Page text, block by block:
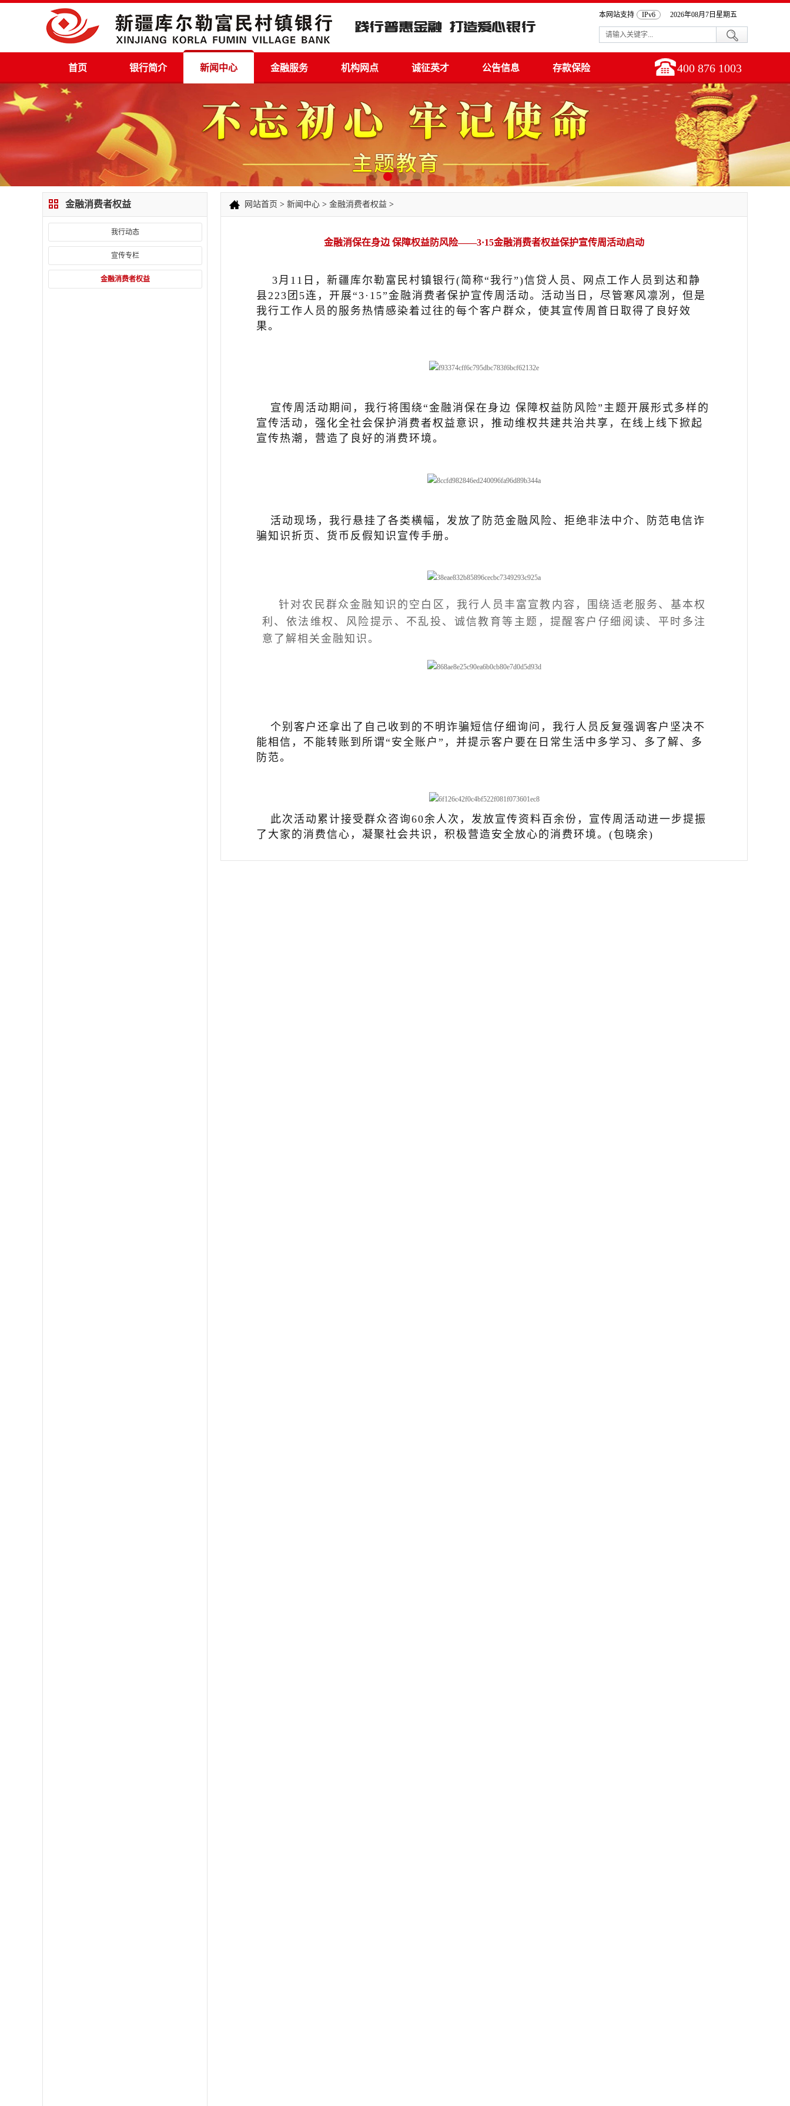
本网站支持 IPv6 2026年08月7日星期五
首页 银行简介 新闻中心 金融服务 机构网点 诚征英才 公告信息 存款保险 400 876 1003
金融消费者权益
我行动态
宣传专栏
金融消费者权益
网站首页 > 新闻中心 > 金融消费者权益 >
金融消保在身边 保障权益防风险——3·15金融消费者权益保护宣传周活动启动
3月11日，新疆库尔勒富民村镇银行(简称“我行”)信贷人员、网点工作人员到达和静
县223团5连，开展“3·15”金融消费者保护宣传周活动。活动当日，尽管寒风凛冽，但是
我行工作人员的服务热情感染着过往的每个客户群众，使其宣传周首日取得了良好效
果。
宣传周活动期间，我行将围绕“金融消保在身边 保障权益防风险”主题开展形式多样的
宣传活动，强化全社会保护消费者权益意识，推动维权共建共治共享，在线上线下掀起
宣传热潮，营造了良好的消费环境。
活动现场，我行悬挂了各类横幅，发放了防范金融风险、拒绝非法中介、防范电信诈
骗知识折页、货币反假知识宣传手册。
针对农民群众金融知识的空白区，我行人员丰富宣教内容，围绕适老服务、基本权
利、依法维权、风险提示、不乱投、诚信教育等主题，提醒客户仔细阅读、平时多注
意了解相关金融知识。
个别客户还拿出了自己收到的不明诈骗短信仔细询问，我行人员反复强调客户坚决不
能相信，不能转账到所谓“安全账户”，并提示客户要在日常生活中多学习、多了解、多
防范。
此次活动累计接受群众咨询60余人次，发放宣传资料百余份，宣传周活动进一步提振
了大家的消费信心，凝聚社会共识，积极营造安全放心的消费环境。(包晓余)